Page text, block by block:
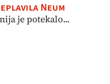
Neum
je potekalo...